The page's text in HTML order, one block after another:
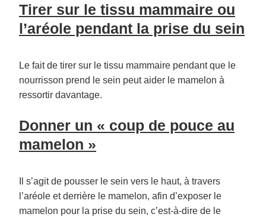
Tirer sur le tissu mammaire ou
l’aréole pendant la prise du sein
Le fait de tirer sur le tissu mammaire pendant que le
nourrisson prend le sein peut aider le mamelon à
ressortir davantage.
Donner un « coup de pouce au
mamelon »
Il s’agit de pousser le sein vers le haut, à travers
l’aréole et derrière le mamelon, afin d’exposer le
mamelon pour la prise du sein, c’est-à-dire de le